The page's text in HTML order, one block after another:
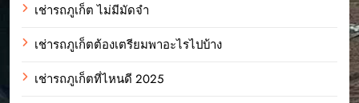
เช่ารถภูเก็ต ไม่มีมัดจำ
เช่ารถภูเก็ตต้องเตรียมพาอะไรไปบ้าง
เช่ารถภูเก็ตที่ไหนดี 2025